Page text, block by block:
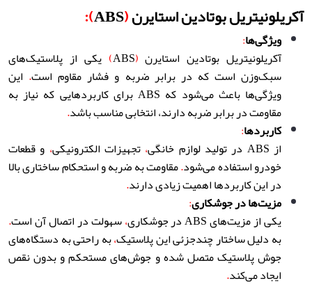
آکریلونیتریل بوتادین استایرن(
ABS
):
ویژگی‌ها:
آکریلونیتریل بوتادین استایرن (
ABS
) یکی از پلاستیک‌های
سبک‌وزن است که در برابر ضربه و فشار مقاوم است. این
ویژگی‌ها باعث می‌شود که ABS برای کاربردهایی که نیاز به
مقاومت در برابر ضربه دارند، انتخابی مناسب باشد.
کاربردها:
از ABS در تولید لوازم خانگی
، تجهیزات الکترونیکی، و قطعات
خودرو استفاده می‌شود.مقاومت به ضربه و استحکام ساختاری بالا
در این کاربردها اهمیت زیادی دارند.
مزیت‌ها در جوشکاری:
یکی از مزیت‌های ABS در جوشکاری
،سهولت در اتصال آن است.
به دلیل ساختار چندجزئی این پلاستیک،به راحتی به دستگاه‌های
جوش پلاستیک متصل شده و جوش‌های مستحکم و بدون نقص
ایجاد می‌کند.